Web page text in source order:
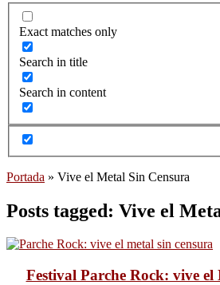
Exact matches only
Search in title
Search in content
Portada » Vive el Metal Sin Censura
Posts tagged: Vive el
Festival Parche Rock: vive el